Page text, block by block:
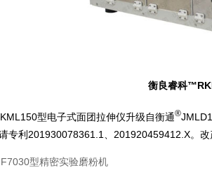
衡良睿科
型电子式面团拉伸仪升级自衡通®
专利201930078361.1、201920459412.X。改
型精密实验磨粉机